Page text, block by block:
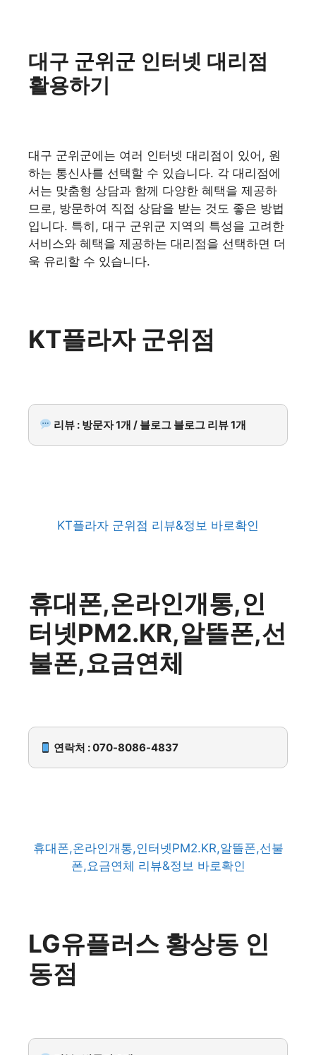
대구 군위군 인터넷 대리점
활용하기
대구 군위군에는 여러 인터넷 대리점이 있어, 원
하는 통신사를 선택할 수 있습니다. 각 대리점에
서는 맞춤형 상담과 함께 다양한 혜택을 제공하
므로, 방문하여 직접 상담을 받는 것도 좋은 방법
입니다. 특히, 대구 군위군 지역의 특성을 고려한
서비스와 혜택을 제공하는 대리점을 선택하면 더
욱 유리할 수 있습니다.
KT플라자 군위점
리뷰 : 방문자 1개 / 블로그 블로그 리뷰 1개
KT플라자 군위점 리뷰&정보 바로확인
휴대폰,온라인개통,인
터넷PM2.KR,알뜰폰,선
불폰,요금연체
연락처 : 070-8086-4837
휴대폰,온라인개통,인터넷PM2.KR,알뜰폰,선불
폰,요금연체 리뷰&정보 바로확인
LG유플러스 황상동 인
동점